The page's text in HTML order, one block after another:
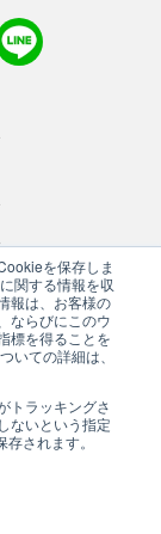
を保存しま
関する情報を収
報は、お客様の
ならびにこのウ
標を得ることを
いての詳細は、
トラッキングさ
ないという指定
されます。